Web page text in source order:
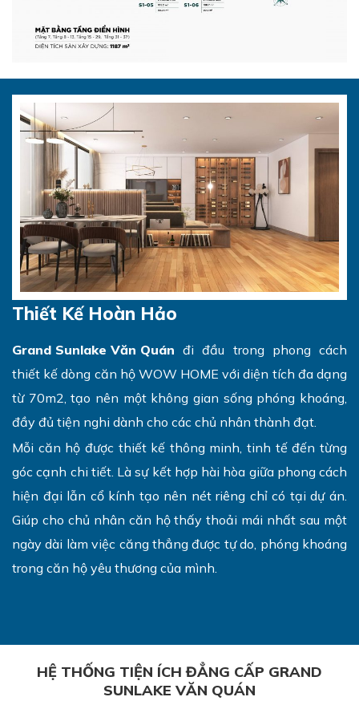
Thiết Kế Hoàn Hảo
Grand Sunlake Văn Quán đi đầu trong phong cách
thiết kế dòng căn hộ WOW HOME với diện tích đa dạng
từ 70m2, tạo nên một không gian sống phóng khoáng,
đầy đủ tiện nghi dành cho các chủ nhân thành đạt.
Mỗi căn hộ được thiết kế thông minh, tinh tế đến từng
góc cạnh chi tiết. Là sự kết hợp hài hòa giữa phong cách
hiện đại lẫn cổ kính tạo nên nét riêng chỉ có tại dự án.
Giúp cho chủ nhân căn hộ thấy thoải mái nhất sau một
ngày dài làm việc căng thẳng được tự do, phóng khoáng
trong căn hộ yêu thương của mình.
HỆ THỐNG TIỆN ÍCH ĐẲNG CẤP GRAND
SUNLAKE VĂN QUÁN